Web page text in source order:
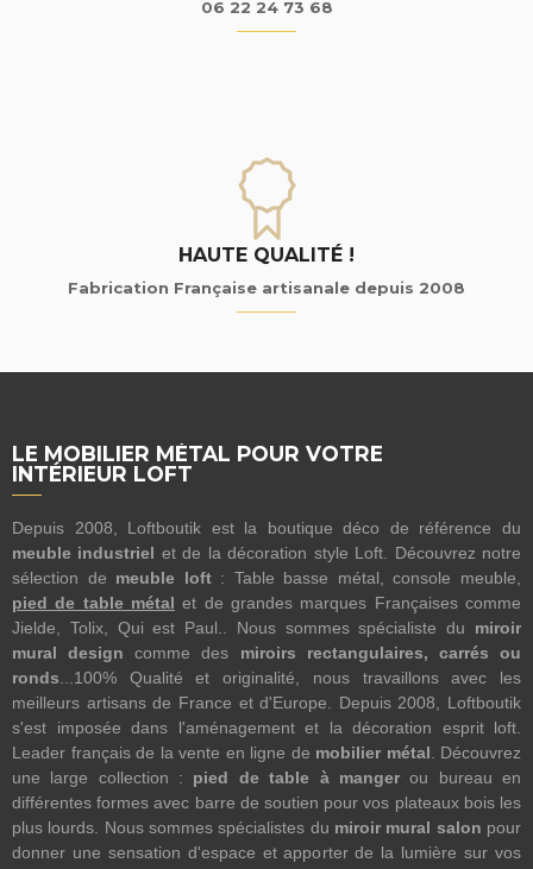
06 22 24 73 68
HAUTE QUALITÉ !
Fabrication Française artisanale depuis 2008
LE MOBILIER MÉTAL POUR VOTRE
INTÉRIEUR LOFT
Depuis 2008, Loftboutik est la boutique déco de référence du
meuble industriel et de la décoration style Loft. Découvrez notre
sélection de meuble loft: Table basse métal, console meuble,
pied de table métal et de grandes marques Françaises comme
Jielde, Tolix, Qui est Paul.. Nous sommes spécialiste du miroir
mural design comme des miroirs rectangulaires, carrés ou
ronds ...100% Qualité et originalité, nous travaillons avec les
meilleurs artisans de France et d'Europe. Depuis 2008, Loftboutik
s'est imposée dans l'aménagement et la décoration esprit loft.
Leader français de la vente en ligne de mobilier métal . Découvrez
une large collection : pied de table à mangerou bureau en
différentes formes avec barre de soutien pour vos plateaux bois les
plus lourds. Nous sommes spécialistes du miroir mural salon pour
donner une sensation d'espace et apporter de la lumière sur vos